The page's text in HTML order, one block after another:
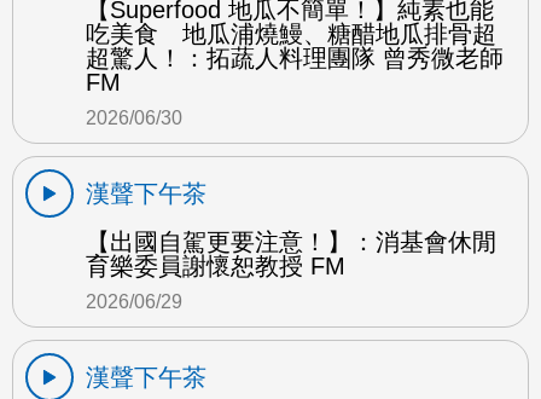
【Superfood 地瓜不簡單！】純素也能
吃美食 地瓜浦燒鰻、糖醋地瓜排骨超
超驚人！：拓蔬人料理團隊 曾秀微老師
FM
2026/06/30
漢聲下午茶
【出國自駕更要注意！】：消基會休閒
育樂委員謝懷恕教授 FM
2026/06/29
漢聲下午茶